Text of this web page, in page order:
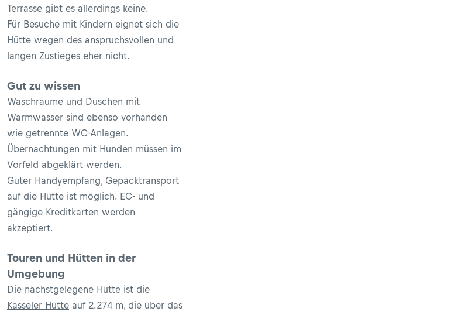
Terrasse gibt es allerdings keine.
Für Besuche mit Kindern eignet sich die
Hütte wegen des anspruchsvollen und
langen Zustieges eher nicht.
Gut zu wissen
Waschräume und Duschen mit
Warmwasser sind ebenso vorhanden
wie getrennte WC-Anlagen.
Übernachtungen mit Hunden müssen im
Vorfeld abgeklärt werden.
Guter Handyempfang, Gepäcktransport
auf die Hütte ist möglich. EC- und
gängige Kreditkarten werden
akzeptiert.
Touren und Hütten in der
Umgebung
Die nächstgelegene Hütte ist die
Kasseler Hütte auf 2.274 m, die über das